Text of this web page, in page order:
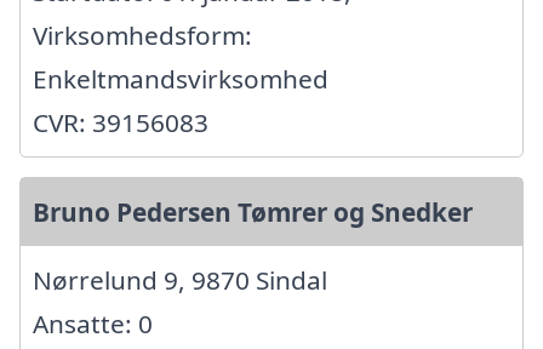
Virksomhedsform:
Enkeltmandsvirksomhed
CVR: 39156083
Bruno Pedersen Tømrer og Snedker
Nørrelund 9, 9870 Sindal
Ansatte: 0